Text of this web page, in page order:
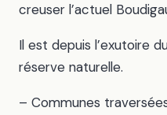
creuser l’actuel
Il est depuis l’exutoire
réserve naturelle.
– Communes